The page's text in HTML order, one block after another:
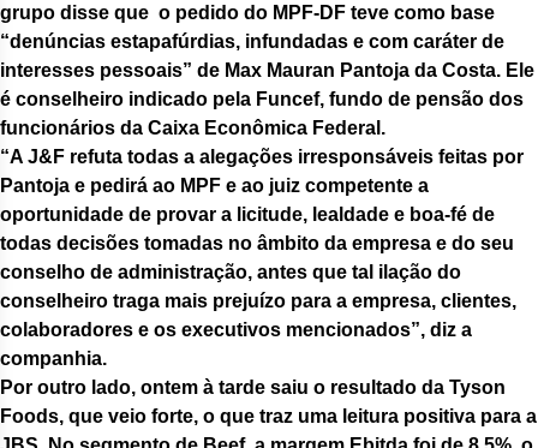
grupo disse que o pedido do MPF-DF teve como base
“denúncias estapafúrdias, infundadas e com caráter de
interesses pessoais” de Max Mauran Pantoja da Costa. Ele
é conselheiro indicado pela Funcef, fundo de pensão dos
funcionários da Caixa Econômica Federal.
“A J&F refuta todas a alegações irresponsáveis feitas por
Pantoja e pedirá ao MPF e ao juiz competente a
oportunidade de provar a licitude, lealdade e boa-fé de
todas decisões tomadas no âmbito da empresa e do seu
conselho de administração, antes que tal ilação do
conselheiro traga mais prejuízo para a empresa, clientes,
colaboradores e os executivos mencionados”, diz a
companhia.
Por outro lado, ontem à tarde saiu o resultado da Tyson
Foods, que veio forte, o que traz uma leitura positiva para a